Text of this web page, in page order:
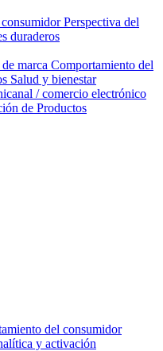
Perspectiva del
duraderos
marca Comportamiento del
Salud y bienestar
/ comercio electrónico
de Productos
del consumidor
y activación